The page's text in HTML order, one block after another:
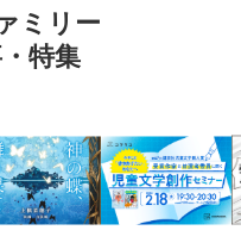
ミリー
特集